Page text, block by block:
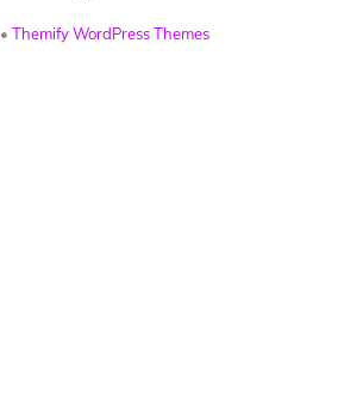
•Themify WordPress Themes